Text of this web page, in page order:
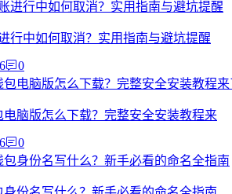
行中如何取消？实用指南与避坑提醒
0
电脑版怎么下载？完整安全安装教程来
0